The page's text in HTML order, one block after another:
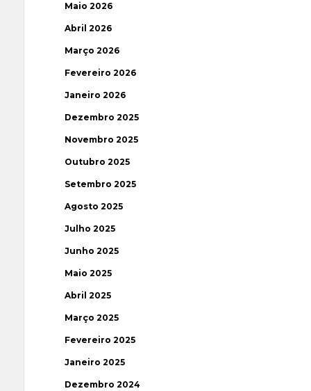
Maio 2026
Abril 2026
Março 2026
Fevereiro 2026
Janeiro 2026
Dezembro 2025
Novembro 2025
Outubro 2025
Setembro 2025
Agosto 2025
Julho 2025
Junho 2025
Maio 2025
Abril 2025
Março 2025
Fevereiro 2025
Janeiro 2025
Dezembro 2024